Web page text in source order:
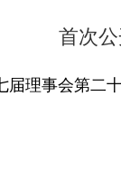
首次
届理事会第二